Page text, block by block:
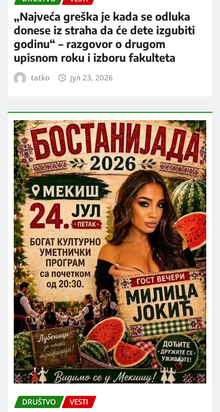
„Najveća greška je kada se odluka
donese iz straha da će dete izgubiti
godinu“ – razgovor o drugom
upisnom roku i izboru fakulteta
tatko јул 23, 2026
DRUŠTVO VESTI